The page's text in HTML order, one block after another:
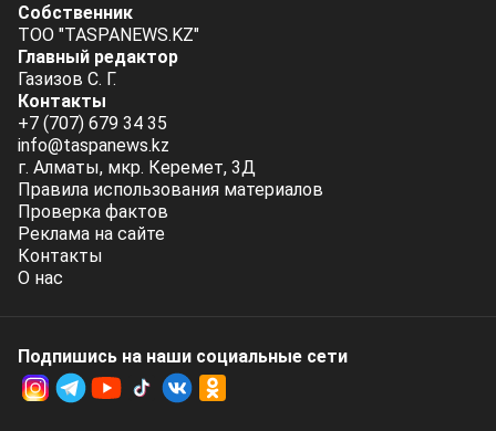
Собственник
ТОО "TASPANEWS.KZ"
Главный редактор
Газизов С. Г.
Контакты
+7 (707) 679 34 35
info@taspanews.kz
г. Алматы, мкр. Керемет, 3Д
Правила использования материалов
Проверка фактов
Реклама на сайте
Контакты
О нас
Подпишись на наши социальные cети